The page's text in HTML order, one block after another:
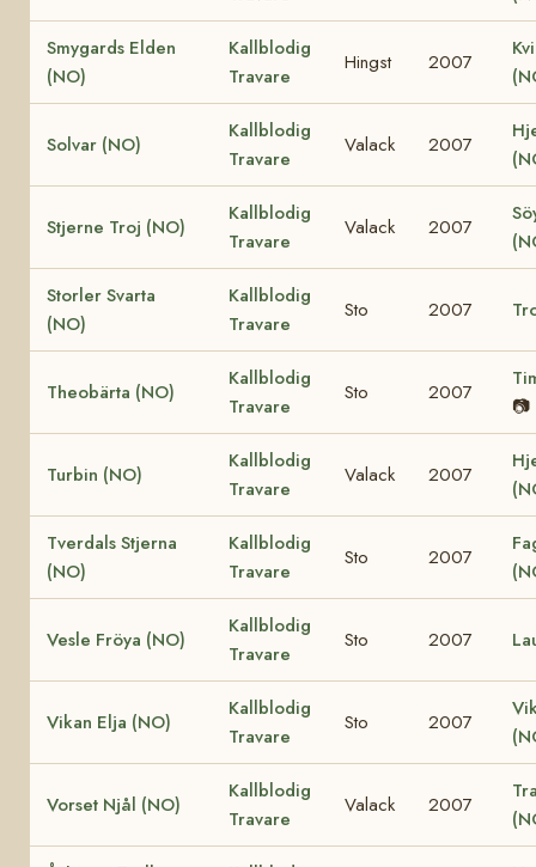
Smygards Elden
(NO)
Kallblodig
Travare
Hingst 2007
Solvar (NO)
Kallblodig
Travare
Valack 2007
Stjerne Troj (NO)
Kallblodig
Travare
Valack 2007
Storler Svarta
(NO)
Kallblodig
Travare
Sto 2007
Theobärta (NO)
Kallblodig
Travare
Sto 2007
📷
Turbin (NO)
Kallblodig
Travare
Valack 2007
Tverdals Stjerna
(NO)
Kallblodig
Travare
Sto 2007
Vesle Fröya (NO)
Kallblodig
Travare
Sto 2007
Vikan Elja (NO)
Kallblodig
Travare
Sto 2007
Vorset Njål (NO)
Kallblodig
Travare
Valack 2007